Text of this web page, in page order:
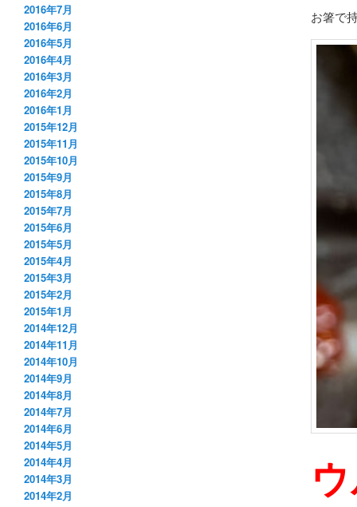
お箸で
2016年7月
2016年6月
2016年5月
2016年4月
2016年3月
2016年2月
2016年1月
2015年12月
2015年11月
2015年10月
2015年9月
2015年8月
2015年7月
2015年6月
2015年5月
2015年4月
2015年3月
2015年2月
2015年1月
2014年12月
2014年11月
2014年10月
2014年9月
2014年8月
2014年7月
2014年6月
2014年5月
2014年4月
2014年3月
2014年2月